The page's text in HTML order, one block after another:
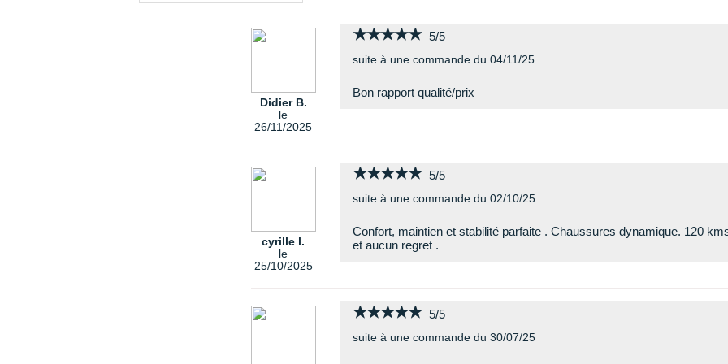
Didier B.
le
26/11/2025
★★★★★
★★★★★ 5/5
suite à une commande du 04/11/25
Bon rapport qualité/prix
cyrille l.
le
25/10/2025
★★★★★
★★★★★ 5/5
suite à une commande du 02/10/25
Confort, maintien et stabilité parfaite . Chaussures dynamique. 120
et aucun regret .
★★★★★
★★★★★ 5/5
suite à une commande du 30/07/25